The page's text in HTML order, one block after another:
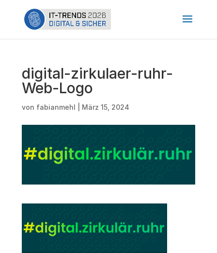
digital-zirkulaer-ruhr-
Web-Logo
von fabianmehl März 15, 2024